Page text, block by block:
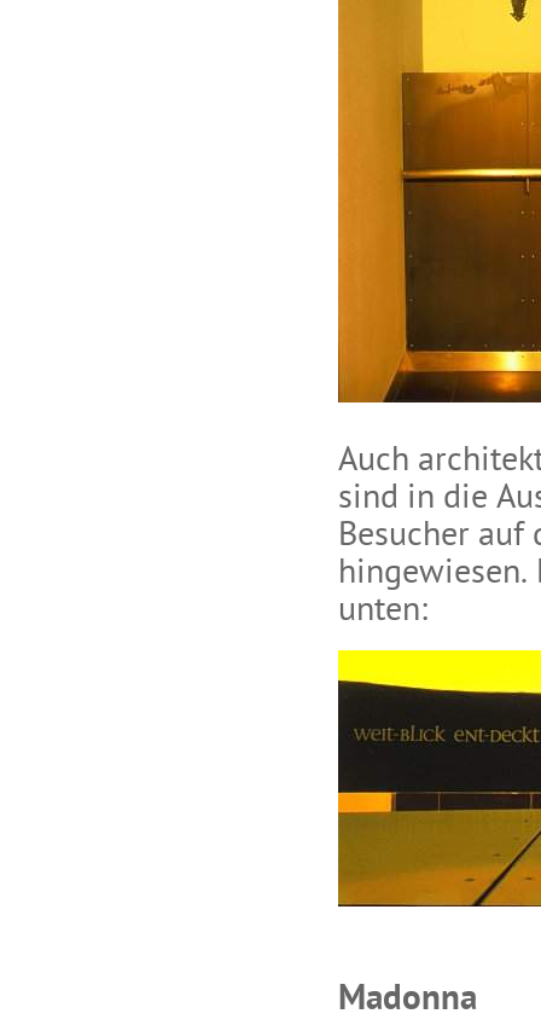
Auch
sind in die
Besucher
hingewiesen.
unten:
Madonna